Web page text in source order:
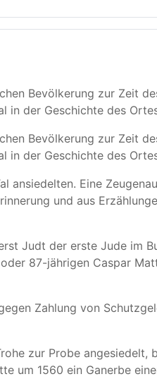
Bevölkerung zur Zeit
in der Geschichte des
Bevölkerung zur Zeit
in der Geschichte des
Eine
und aus
Judt der erste Jude im
87-jährigen Caspar
Zahlung von
zur Probe angesiedelt,
um 1560 ein Ganerbe